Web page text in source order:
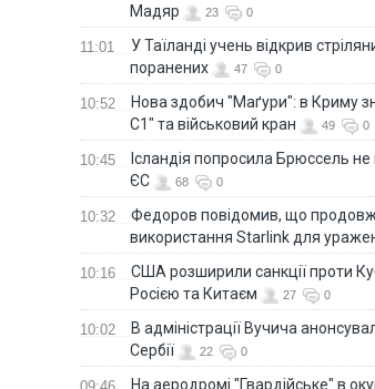
Мадяр
23 0
11:01
У Таїланді учень відкрив
поранених
47 0
10:52
Нова здобич "Маґури": в Криму
С1" та військовий кран
49 0
10:45
Ісландія попросила Брюссель
ЄС
68 0
10:32
Федоров повідомив, що
використання Starlink для
10:16
США розширили санкції проти
Росією та Китаєм
27 0
10:02
В адміністрації Вучича
Сербії
22 0
На аеродромі "Гвардійське" в